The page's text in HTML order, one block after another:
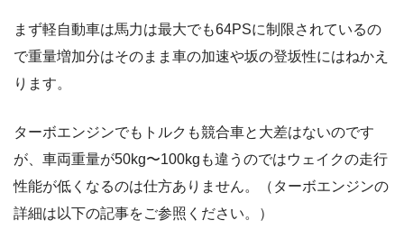
まず軽自動車は馬力は最大でも64PSに制限されているの
で重量増加分はそのまま車の加速や坂の登坂性にはねかえ
ります。
ターボエンジンでもトルクも競合車と大差はないのです
が、車両重量が50kg〜100kgも違うのではウェイクの走行
性能が低くなるのは仕方ありません。（ターボエンジンの
詳細は以下の記事をご参照ください。）